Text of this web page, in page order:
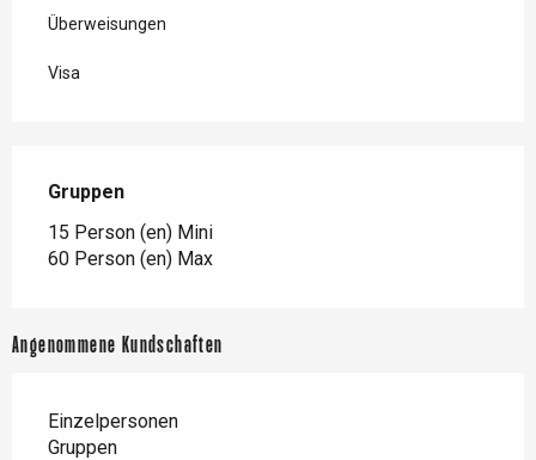
Überweisungen
Visa
Gruppen
Gruppen
15 Person (en) Mini
60 Person (en) Max
Angenommene Kundschaften
Einzelpersonen
Gruppen